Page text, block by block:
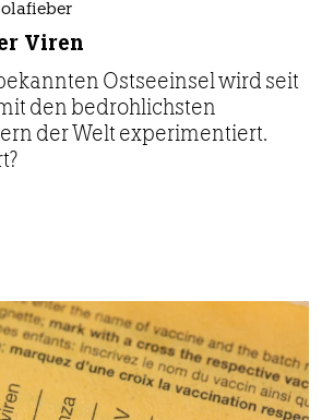
Viren
Ostseeinsel wird seit
den bedrohlichsten
der Welt experimentiert.